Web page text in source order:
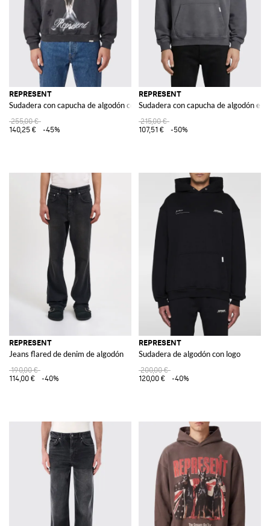
REPRESENT
Sudadera con capucha de algodón con logo
255,00 €
140,25 €
-45%
REPRESENT
Sudadera con capucha de algodón
215,00 €
107,51 €
-50%
REPRESENT
Jeans flared de denim de algodón
190,00 €
114,00 €
-40%
REPRESENT
Sudadera de algodón con logo
200,00 €
120,00 €
-40%